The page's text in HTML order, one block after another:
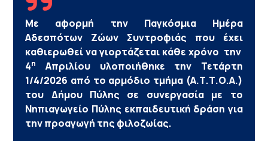
Με αφορμή την Παγκόσμια Ημέρα
Αδεσπότων Ζώων Συντροφιάς που έχει
καθιερωθεί να γιορτάζεται κάθε χρόνο την
4η
Απριλίου υλοποιήθηκε την Τετάρτη
1/4/2026 από το αρμόδιο τμήμα (Α.Τ.Τ.Ο.Α.)
του Δήμου Πύλης σε συνεργασία με το
Νηπιαγωγείο Πύλης εκπαιδευτική δράση για
την προαγωγή της φιλοζωίας.